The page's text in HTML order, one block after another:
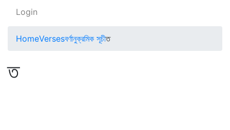
Login
HomeVersesবর্ণানুক্রমিক সূচীত
ত